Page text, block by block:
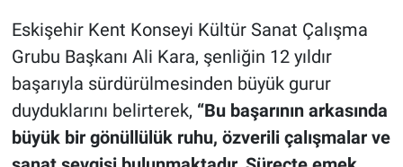
Eskişehir Kent Konseyi Kültür Sanat Çalışma
Grubu Başkanı Ali Kara, şenliğin 12 yıldır
başarıyla sürdürülmesinden büyük gurur
duyduklarını belirterek, “Bu başarının arkasında
büyük bir gönüllülük ruhu, özverili çalışmalar ve